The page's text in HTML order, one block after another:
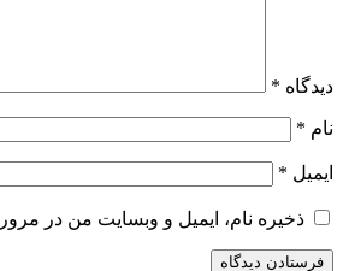
دیدگاه *
نام *
ایمیل *
ذخیره نام، ایمیل و وبسایت من در